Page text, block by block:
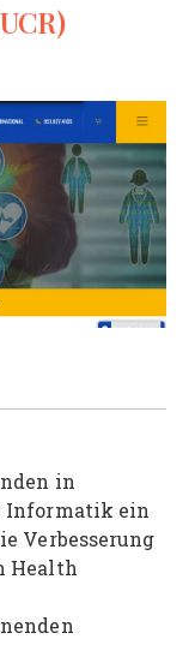
in
Informatik ein
Verbesserung
Health